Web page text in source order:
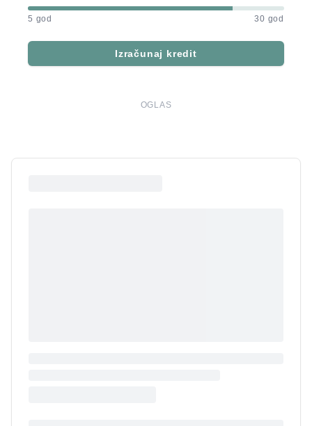
5 god 30 god
Izračunaj kredit
OGLAS